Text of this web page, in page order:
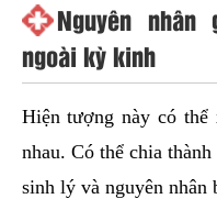
Nguyên
ngoài kỳ kinh
Hiện tượng này có thể
nhau. Có thể chia
sinh lý và nguyên nhân